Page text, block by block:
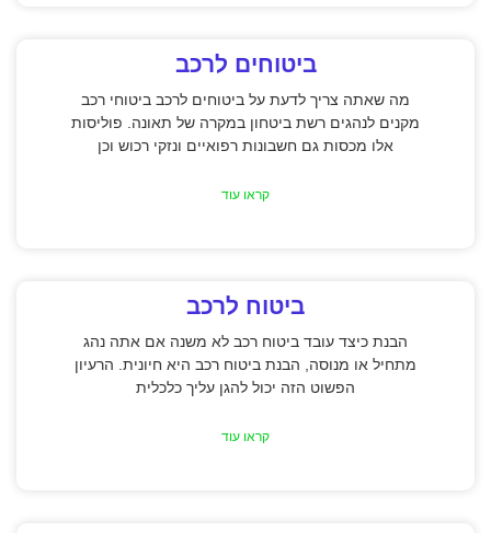
ביטוחים לרכב
מה שאתה צריך לדעת על ביטוחים לרכב ביטוחי רכב
מקנים לנהגים רשת ביטחון במקרה של תאונה. פוליסות
אלו מכסות גם חשבונות רפואיים ונזקי רכוש וכן
קראו עוד
ביטוח לרכב
הבנת כיצד עובד ביטוח רכב לא משנה אם אתה נהג
מתחיל או מנוסה, הבנת ביטוח רכב היא חיונית. הרעיון
הפשוט הזה יכול להגן עליך כלכלית
קראו עוד